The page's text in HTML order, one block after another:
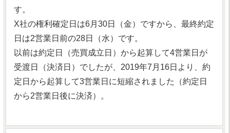
す。
X社の権利確定日は6月30日（金）ですから、最終約定
日は2営業日前の28日（水）です。
以前は約定日（売買成立日）から起算して4営業日が
受渡日（決済日）でしたが、2019年7月16日より、約
定日から起算して3営業日に短縮されました（約定日
から2営業日後に決済）。